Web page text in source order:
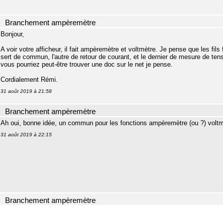
Branchement ampèremètre
Bonjour,
A voir votre afficheur, il fait ampèremètre et voltmètre. Je pense que les
sert de commun, l'autre de retour de courant, et le dernier de mesure de
vous pourriez peut-être trouver une doc sur le net je pense.
Cordialement Rémi.
31 août 2019 à 21:58
Branchement ampèremètre
Ah oui, bonne idée, un commun pour les fonctions ampèremètre (ou ?)
31 août 2019 à 22:15
Branchement ampèremètre